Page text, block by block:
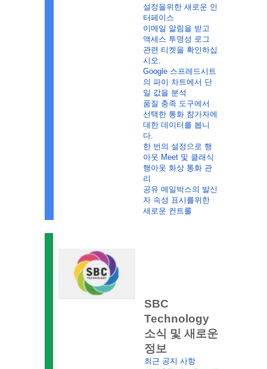
설정을위한 새로운 인
터페이스
이메일 알림을 받고
액세스 투명성 로그
관련 티켓을 확인하십
시오.
Google 스프레드시트
의 파이 차트에서 단
일 값을 분석
품질 충족 도구에서
선택한 통화 참가자에
대한 데이터를 봅니
다.
한 번의 설정으로 행
아웃 Meet 및 클래식
행아웃 화상 통화 관
리
공유 메일박스의 발신
자 속성 표시를위한
새로운 컨트롤
SBC
Technology
소식 및 새로운
정보
최근 공지 사항